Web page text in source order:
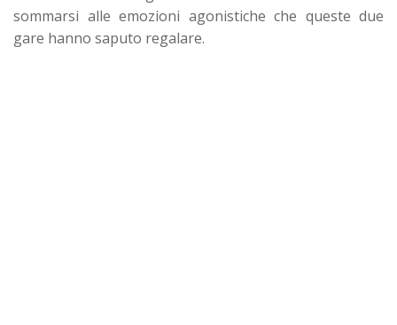
sommarsi alle emozioni agonistiche che queste due
gare hanno saputo regalare.